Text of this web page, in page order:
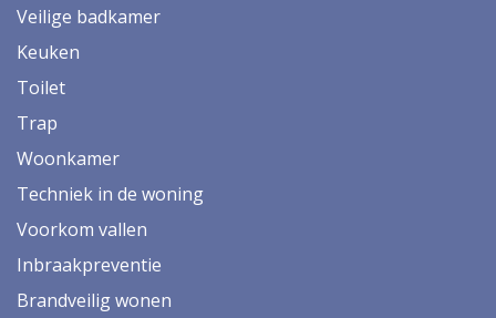
Veilige badkamer
Keuken
Toilet
Trap
Woonkamer
Techniek in de woning
Voorkom vallen
Inbraakpreventie
Brandveilig wonen